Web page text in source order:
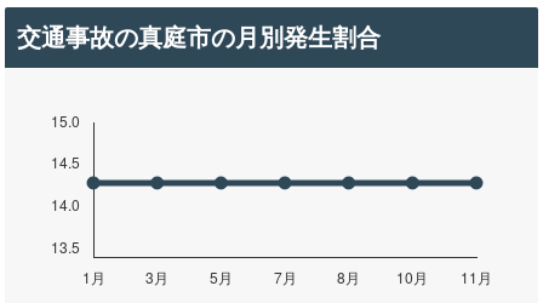
交通事故の真庭市の月別発生割合